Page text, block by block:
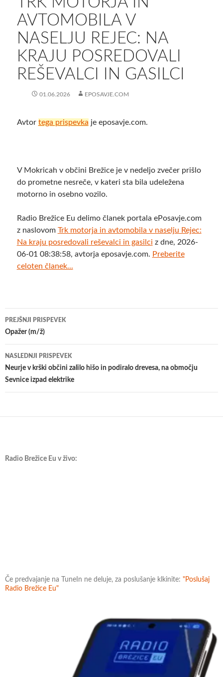
AVTOMOBILA V
NASELJU REJEC: NA
KRAJU POSREDOVALI
REŠEVALCI IN GASILCI
01.06.2026 EPOSAVJE.COM
Avtor tega prispevka je eposavje.com.
V Mokricah v občini Brežice je v nedeljo zvečer prišlo
do prometne nesreče, v kateri sta bila udeležena
motorno in osebno vozilo.
Radio Brežice Eu delimo članek portala ePosavje.com
z naslovom Trk motorja in avtomobila v naselju Rejec:
Na kraju posredovali reševalci in gasilci z dne, 2026-
06-01 08:38:58, avtorja eposavje.com. Preberite
celoten članek...
Krmarjenje
po
prispevkih
PREJŠNJI PRISPEVEK
Opažer (m/ž)
NASLEDNJI PRISPEVEK
Neurje v krški občini zalilo hišo in podiralo drevesa, na območju
Sevnice izpad elektrike
Radio Brežice Eu v živo:
Če predvajanje na TuneIn ne deluje, za poslušanje klkinite: "Poslušaj
Radio Brežice Eu"